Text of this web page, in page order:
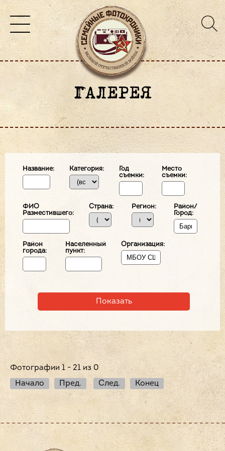
ГАЛЕРЕЯ
Название: Категория:
Год
съемки:
Место
съемки:
ФИО
Разместившего:
Страна: Регион:
Район/
Город:
Район
города:
Населенный
пункт:
Организация:
Фотографии 1 - 21 из 0
Начало
Пред. След. Конец